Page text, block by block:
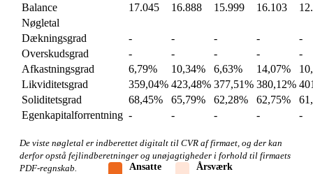
Balance
17.045 16.888 15.999 16.103
Nøgletal
Dækningsgrad
- - - -
-
Overskudsgrad
- - - -
-
Afkastningsgrad
6,79% 10,34% 6,63% 14,07%
Likviditetsgrad
359,04% 423,48% 377,51% 380,12%
Soliditetsgrad
68,45% 65,79% 62,28% 62,75%
Egenkapitalforrentning - - - - -
De viste nøgletal er indberettet digitalt til CVR af firmaet, og der kan
derfor opstå fejlindberetninger og unøjagtigheder i forhold til firmaets
PDF-regnskab.
Ansatte Årsværk